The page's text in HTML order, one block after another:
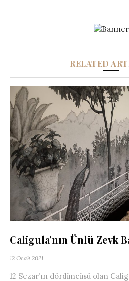
RELATED
Caligula’nın Ünlü Zevk
12 Ocak 2021
12 Sezar’ın dördüncüsü olan